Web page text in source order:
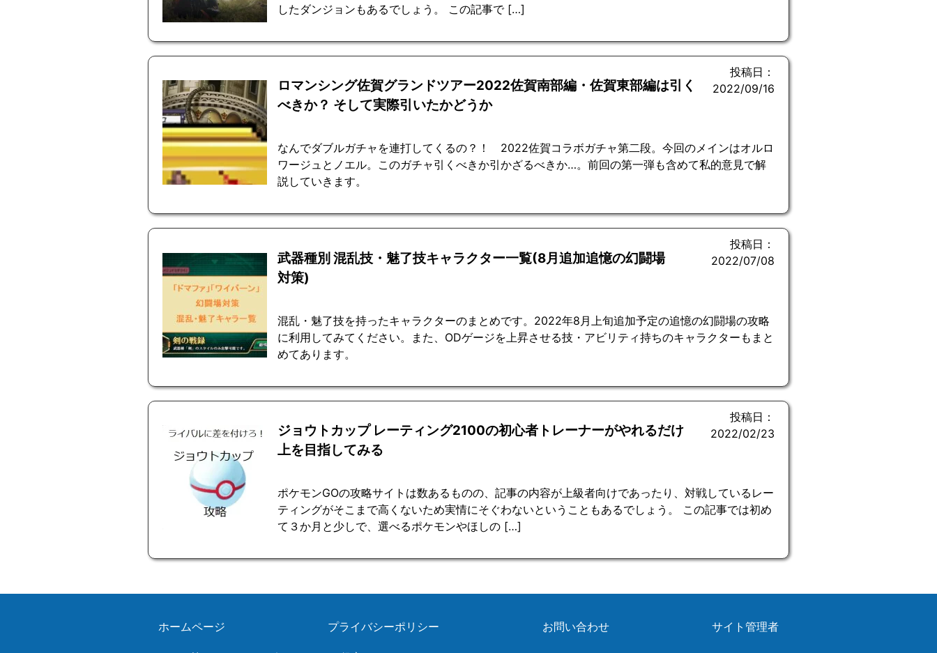
したダンジョンもあるでしょう。 この記事で […]
ロマンシング佐賀グランドツアー2022佐賀南部編・佐賀東部編は引く
べきか？ そして実際引いたかどうか
投稿日：
2022/09/16
なんでダブルガチャを連打してくるの？！ 2022佐賀コラボガチャ第二段。今回のメインはオルロ
ワージュとノエル。このガチャ引くべきか引かざるべきか…。前回の第一弾も含めて私的意見で解
説していきます。
武器種別 混乱技・魅了技キャラクター一覧(8月追加追憶の幻闘場
対策)
投稿日：
2022/07/08
混乱・魅了技を持ったキャラクターのまとめです。2022年8月上旬追加予定の追憶の幻闘場の攻略
に利用してみてください。また、ODゲージを上昇させる技・アビリティ持ちのキャラクターもまと
めてあります。
ジョウトカップ レーティング2100の初心者トレーナーがやれるだけ
上を目指してみる
投稿日：
2022/02/23
ポケモンGOの攻略サイトは数あるものの、記事の内容が上級者向けであったり、対戦しているレー
ティングがそこまで高くないため実情にそぐわないということもあるでしょう。 この記事では初め
て３か月と少しで、選べるポケモンやほしの […]
ホームページ プライバシーポリシー お問い合わせ サイト管理者